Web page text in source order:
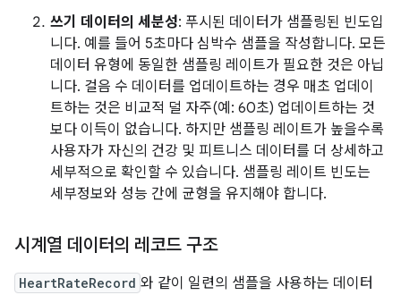
쓰기 데이터의 세분성: 푸시된 데이터가 샘플링된 빈도입
니다. 예를 들어 5초마다 심박수 샘플을 작성합니다. 모든
데이터 유형에 동일한 샘플링 레이트가 필요한 것은 아닙
니다. 걸음 수 데이터를 업데이트하는 경우 매초 업데이
트하는 것은 비교적 덜 자주(예: 60초) 업데이트하는 것
보다 이득이 없습니다. 하지만 샘플링 레이트가 높을수록
사용자가 자신의 건강 및 피트니스 데이터를 더 상세하고
세부적으로 확인할 수 있습니다. 샘플링 레이트 빈도는
세부정보와 성능 간에 균형을 유지해야 합니다.
시계열 데이터의 레코드 구조
HeartRateRecord 와 같이 일련의 샘플을 사용하는 데이터